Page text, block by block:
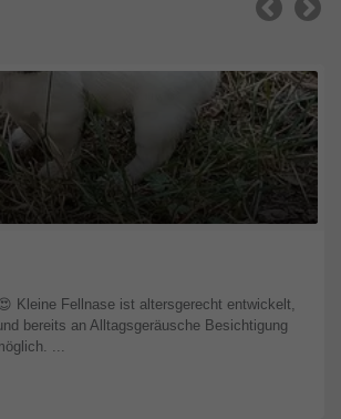
Kleine Fellnase ist altersgerecht entwickelt,
bereits an Alltagsgeräusche Besichtigung
...